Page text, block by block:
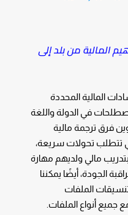
المالية من بلد إلى
المالية المحددة
في الدولة واللغة
فرق ترجمة مالية
تتطلب تحولات سريعة،
مالي ولديهم مهارة
الجودة، أيضًا يمكننا
الملفات
جميع أنواع الملفات.